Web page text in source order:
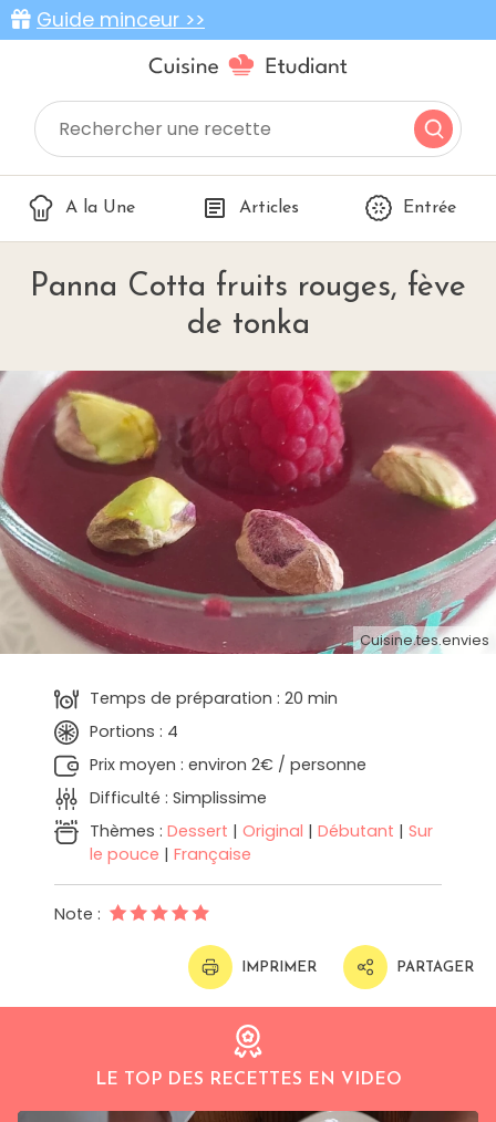
Guide minceur >>
A la Une Articles Entrée
Panna Cotta fruits rouges, fève
de tonka
Cuisine.tes.envies
Temps de préparation : 20 min
Portions : 4
Prix moyen : environ 2€ / personne
Difficulté : Simplissime
Thèmes : Dessert | Original | Débutant | Sur
le pouce | Française
Note :
IMPRIMER PARTAGER
LE TOP DES RECETTES EN VIDEO